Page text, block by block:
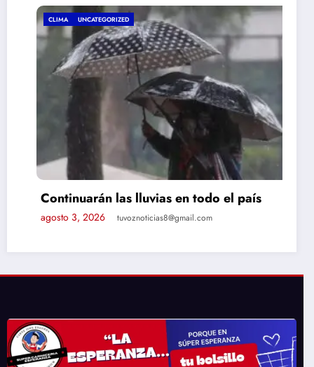
CLIMA UNCATEGORIZED
Continuarán las lluvias en todo el país
agosto 3, 2026 tuvoznoticias8@gmail.com